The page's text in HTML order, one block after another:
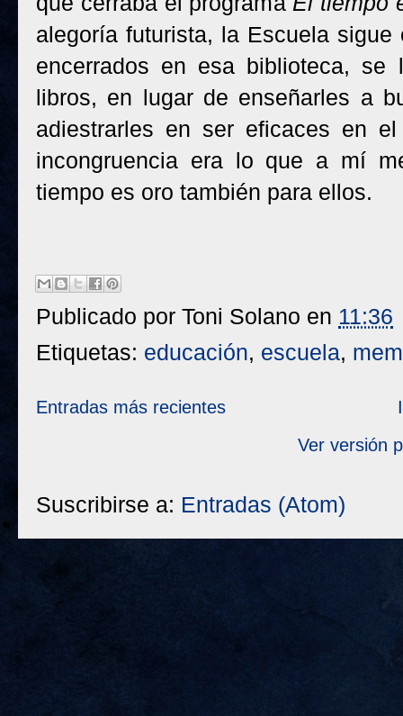
alegoría futurista, la Escuela
encerrados en esa biblioteca,
libros, en lugar de enseñarles a
adiestrarles en ser eficaces en
incongruencia era lo que a mí
tiempo es oro también para ellos.
Publicado por Toni Solano en 11:36
Etiquetas: educación, escuela,
Entradas más recientes
Ver versión
Suscribirse a: Entradas (Atom)